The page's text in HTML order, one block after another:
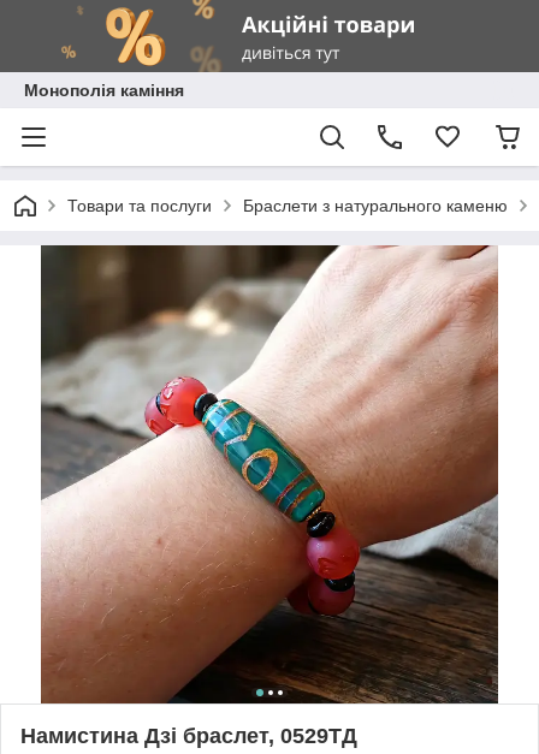
Монополія каміння
Товари та послуги Браслети з натурального каменю
Намистина Дзі браслет, 0529ТД